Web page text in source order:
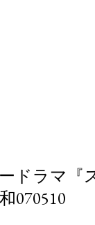
ドラマ『
070510